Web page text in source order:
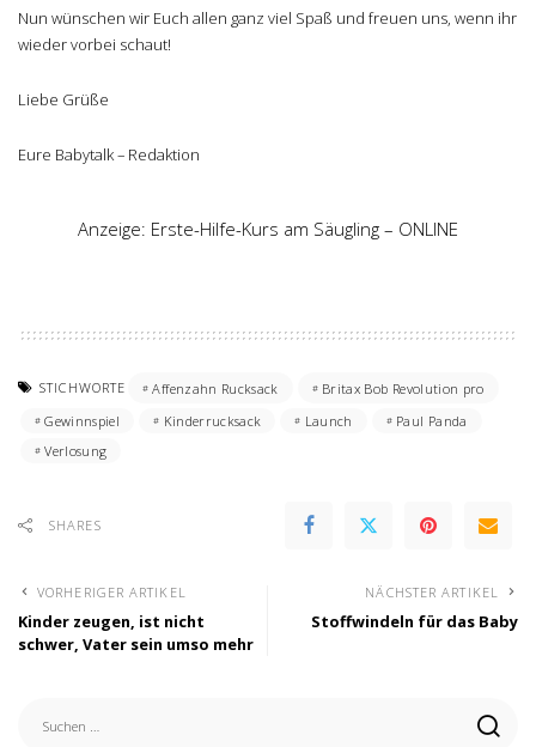
Nun wünschen wir Euch allen ganz viel Spaß und freuen uns, wenn ihr
wieder vorbei schaut!
Liebe Grüße
Eure Babytalk – Redaktion
Anzeige: Erste-Hilfe-Kurs am Säugling – ONLINE
STICHWORTE Affenzahn Rucksack
Britax Bob Revolution pro
Gewinnspiel
Kinderrucksack Launch
Paul Panda
Verlosung
SHARES
VORHERIGER ARTIKEL
Kinder zeugen, ist nicht
schwer, Vater sein umso mehr
NÄCHSTER ARTIKEL
Stoffwindeln für das Baby